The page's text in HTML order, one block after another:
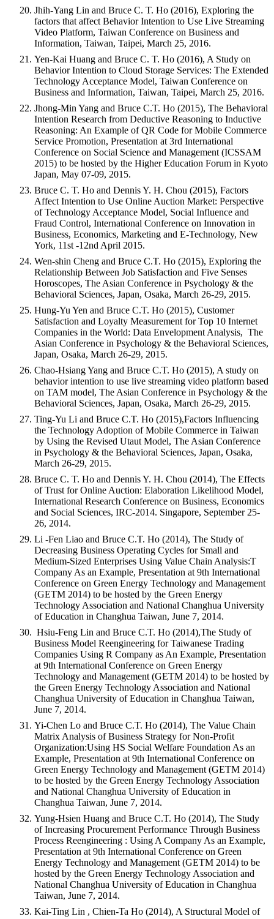
Jhih-Yang Lin and Bruce C. T. Ho (2016), Exploring the
factors that affect Behavior Intention to Use Live Streaming
Video Platform, Taiwan Conference on Business and
Information, Taiwan, Taipei, March 25, 2016.
Yen-Kai Huang and Bruce C. T. Ho (2016), A Study on
Behavior Intention to Cloud Storage Services: The Extended
Technology Acceptance Model, Taiwan Conference on
Business and Information, Taiwan, Taipei, March 25, 2016.
Jhong-Min Yang and Bruce C.T. Ho (2015), The Behavioral
Intention Research from Deductive Reasoning to Inductive
Reasoning: An Example of QR Code for Mobile Commerce
Service Promotion, Presentation at 3rd International
Conference on Social Science and Management (ICSSAM
2015) to be hosted by the Higher Education Forum in Kyoto
Japan, May 07-09, 2015.
Bruce C. T. Ho and Dennis Y. H. Chou (2015), Factors
Affect Intention to Use Online Auction Market: Perspective
of Technology Acceptance Model, Social Influence and
Fraud Control, International Conference on Innovation in
Business, Economics, Marketing and E-Technology, New
York, 11st -12nd April 2015.
Wen-shin Cheng and Bruce C.T. Ho (2015), Exploring the
Relationship Between Job Satisfaction and Five Senses
Horoscopes, The Asian Conference in Psychology & the
Behavioral Sciences, Japan, Osaka, March 26-29, 2015.
Hung-Yu Yen and Bruce C.T. Ho (2015), Customer
Satisfaction and Loyalty Measurement for Top 10 Internet
Companies in the World: Data Envelopment Analysis, The
Asian Conference in Psychology & the Behavioral Sciences,
Japan, Osaka, March 26-29, 2015.
Chao-Hsiang Yang and Bruce C.T. Ho (2015), A study on
behavior intention to use live streaming video platform based
on TAM model, The Asian Conference in Psychology & the
Behavioral Sciences, Japan, Osaka, March 26-29, 2015.
Ting-Yu Li and Bruce C.T. Ho (2015),Factors Influencing
the Technology Adoption of Mobile Commerce in Taiwan
by Using the Revised Utaut Model, The Asian Conference
in Psychology & the Behavioral Sciences, Japan, Osaka,
March 26-29, 2015.
Bruce C. T. Ho and Dennis Y. H. Chou (2014), The Effects
of Trust for Online Auction: Elaboration Likelihood Model,
International Research Conference on Business, Economics
and Social Sciences, IRC-2014. Singapore, September 25-
26, 2014.
Li -Fen Liao and Bruce C.T. Ho (2014), The Study of
Decreasing Business Operating Cycles for Small and
Medium-Sized Enterprises Using Value Chain Analysis:T
Company As an Example, Presentation at 9th International
Conference on Green Energy Technology and Management
(GETM 2014) to be hosted by the Green Energy
Technology Association and National Changhua University
of Education in Changhua Taiwan, June 7, 2014.
Hsiu-Feng Lin and Bruce C.T. Ho (2014),The Study of
Business Model Reengineering for Taiwanese Trading
Companies Using R Company as An Example, Presentation
at 9th International Conference on Green Energy
Technology and Management (GETM 2014) to be hosted by
the Green Energy Technology Association and National
Changhua University of Education in Changhua Taiwan,
June 7, 2014.
Yi-Chen Lo and Bruce C.T. Ho (2014), The Value Chain
Matrix Analysis of Business Strategy for Non-Profit
Organization:Using HS Social Welfare Foundation As an
Example, Presentation at 9th International Conference on
Green Energy Technology and Management (GETM 2014)
to be hosted by the Green Energy Technology Association
and National Changhua University of Education in
Changhua Taiwan, June 7, 2014.
Yung-Hsien Huang and Bruce C.T. Ho (2014), The Study
of Increasing Procurement Performance Through Business
Process Reengineering : Using A Company As an Example,
Presentation at 9th International Conference on Green
Energy Technology and Management (GETM 2014) to be
hosted by the Green Energy Technology Association and
National Changhua University of Education in Changhua
Taiwan, June 7, 2014.
Kai-Ting Lin , Chien-Ta Ho (2014), A Structural Model of